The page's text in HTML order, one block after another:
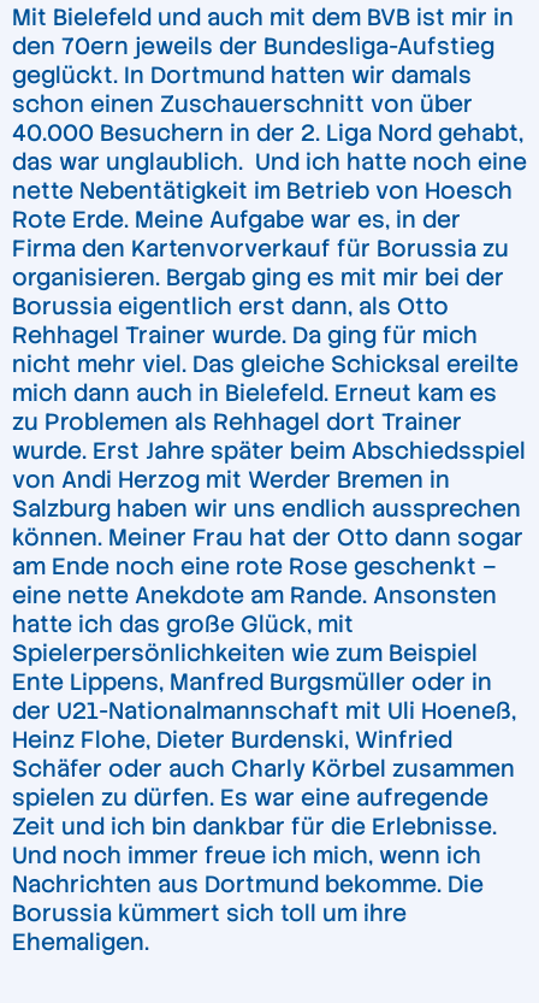
Mit Bielefeld und auch mit dem BVB ist mir in
den 70ern jeweils der Bundesliga-Aufstieg
geglückt. In Dortmund hatten wir damals
schon einen Zuschauerschnitt von über
40.000 Besuchern in der 2. Liga Nord gehabt,
das war unglaublich. Und ich hatte noch eine
nette Nebentätigkeit im Betrieb von Hoesch
Rote Erde. Meine Aufgabe war es, in der
Firma den Kartenvorverkauf für Borussia zu
organisieren. Bergab ging es mit mir bei der
Borussia eigentlich erst dann, als Otto
Rehhagel Trainer wurde. Da ging für mich
nicht mehr viel. Das gleiche Schicksal ereilte
mich dann auch in Bielefeld. Erneut kam es
zu Problemen als Rehhagel dort Trainer
wurde. Erst Jahre später beim Abschiedsspiel
von Andi Herzog mit Werder Bremen in
Salzburg haben wir uns endlich aussprechen
können. Meiner Frau hat der Otto dann sogar
am Ende noch eine rote Rose geschenkt –
eine nette Anekdote am Rande. Ansonsten
hatte ich das große Glück, mit
Spielerpersönlichkeiten wie zum Beispiel
Ente Lippens, Manfred Burgsmüller oder in
der U21-Nationalmannschaft mit Uli Hoeneß,
Heinz Flohe, Dieter Burdenski, Winfried
Schäfer oder auch Charly Körbel zusammen
spielen zu dürfen. Es war eine aufregende
Zeit und ich bin dankbar für die Erlebnisse.
Und noch immer freue ich mich, wenn ich
Nachrichten aus Dortmund bekomme. Die
Borussia kümmert sich toll um ihre
Ehemaligen.